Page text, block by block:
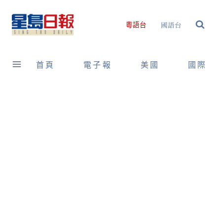
content
粵語台 國語台
首頁 電子報 美國 國際